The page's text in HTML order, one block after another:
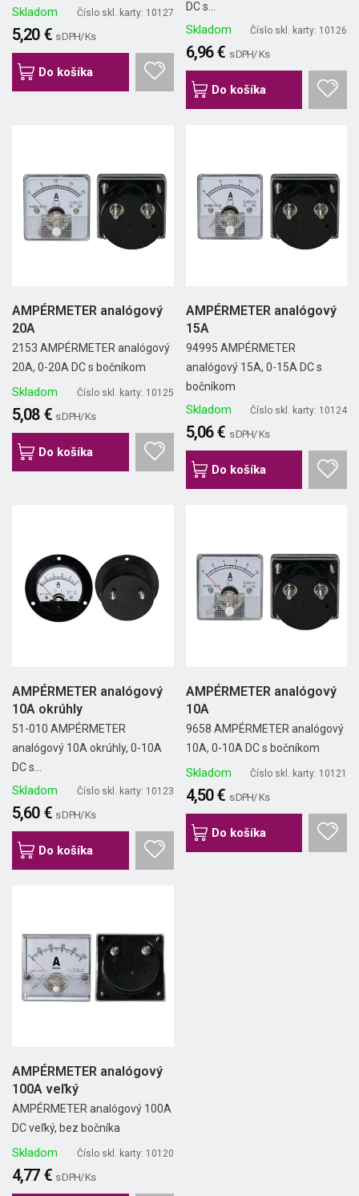
Skladom Číslo skl. karty: 10127
5,20 € s DPH/ Ks
Do košíka
DC s...
Skladom Číslo skl. karty: 10126
6,96 € s DPH/ Ks
Do košíka
AMPÉRMETER analógový
20A
2153 AMPÉRMETER analógový
20A, 0-20A DC s bočníkom
Skladom Číslo skl. karty: 10125
5,08 € s DPH/ Ks
Do košíka
AMPÉRMETER analógový
15A
94995 AMPÉRMETER
analógový 15A, 0-15A DC s
bočníkom
Skladom Číslo skl. karty: 10124
5,06 € s DPH/ Ks
Do košíka
AMPÉRMETER analógový
10A okrúhly
51-010 AMPÉRMETER
analógový 10A okrúhly, 0-10A
DC s...
Skladom Číslo skl. karty: 10123
5,60 € s DPH/ Ks
Do košíka
AMPÉRMETER analógový
10A
9658 AMPÉRMETER analógový
10A, 0-10A DC s bočníkom
Skladom Číslo skl. karty: 10121
4,50 € s DPH/ Ks
Do košíka
AMPÉRMETER analógový
100A veľký
AMPÉRMETER analógový 100A
DC veľký, bez bočníka
Skladom Číslo skl. karty: 10120
4,77 € s DPH/ Ks